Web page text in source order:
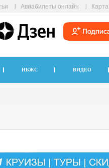
Авиабилеты онлайн
НБЖС ВИДЕО